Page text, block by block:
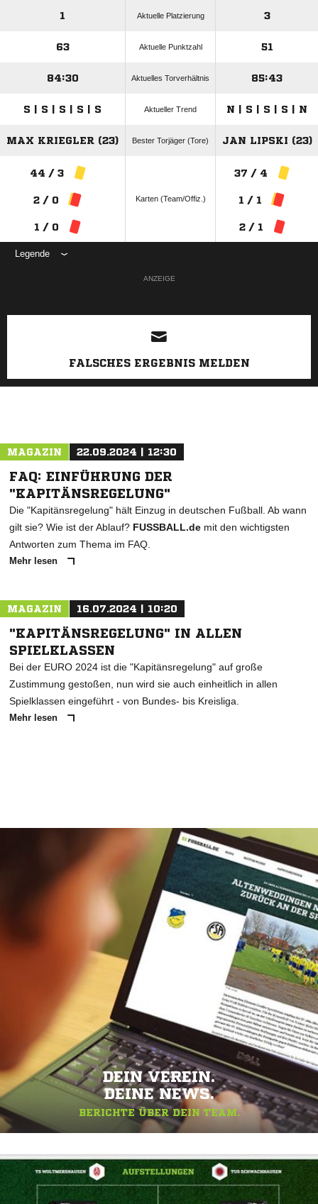
1 Aktuelle Platzierung 3
63 Aktuelle Punktzahl 51
84:30 Aktuelles Torverhältnis 85:43
S | S | S | S | S Aktueller Trend N | S | S | S | N
MAX KRIEGLER (23) Bester Torjäger (Tore) JAN LIPSKI (23)
44 / 3
2 / 0
1 / 0
Karten (Team/Offiz.)
37 / 4
1 / 1
2 / 1
Legende
ANZEIGE
FALSCHES ERGEBNIS MELDEN
MAGAZIN 22.09.2024 | 12:30
FAQ: EINFÜHRUNG DER
"KAPITÄNSREGELUNG"
Die "Kapitänsregelung" hält Einzug in deutschen Fußball. Ab wann
gilt sie? Wie ist der Ablauf? FUSSBALL.de mit den wichtigsten
Antworten zum Thema im FAQ.
Mehr lesen
MAGAZIN 16.07.2024 | 10:20
"KAPITÄNSREGELUNG" IN ALLEN
SPIELKLASSEN
Bei der EURO 2024 ist die "Kapitänsregelung" auf große
Zustimmung gestoßen, nun wird sie auch einheitlich in allen
Spielklassen eingeführt - von Bundes- bis Kreisliga.
Mehr lesen
DEIN VEREIN.
DEINE NEWS.
BERICHTE ÜBER DEIN TEAM.